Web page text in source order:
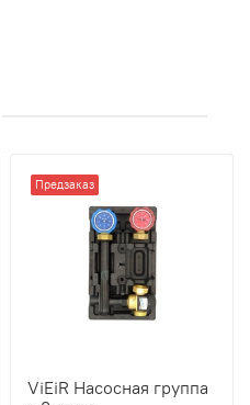
Предзаказ
ViEiR Насосная группа